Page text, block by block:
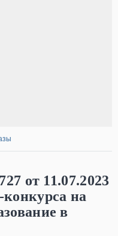
от 11.07.2023
на
в